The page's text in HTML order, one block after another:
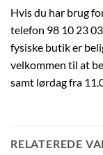
Hvis du har brug
telefon 98 10 23
fysiske butik er
velkommen til at
samt lørdag fra
RELATEREDE